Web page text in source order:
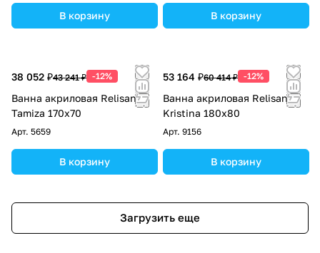
В корзину В корзину
38 052 ₽43 241 ₽ -12%
Ванна акриловая Relisan
Tamiza 170х70
Арт. 5659
В корзину
53 164 ₽60 414 ₽ -12%
Ванна акриловая Relisan
Kristina 180х80
Арт. 9156
В корзину
Загрузить еще